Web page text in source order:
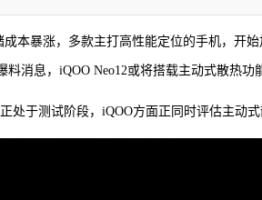
成本暴涨，多款主打高性能定位的手机，开
消息，iQOO Neo12或将搭载主动式散热功
处于测试阶段，iQOO方面正同时评估主动